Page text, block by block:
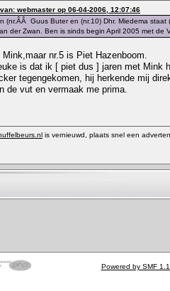
webmaster op 06-04-2006, 12:07:46
(nr.ÂÂ Guus Buter en (nr.10) Dhr. Miedema staat
der Zwan. Ben is sinds begin April 2005 met de
Mink,maar nr.5 is Piet Hazenboom.
is dat ik [ piet dus ] jaren met Mink
tegengekomen, hij herkende mij
de vut en vermaak me prima.
is vernieuwd, plaats snel een
Powered by SMF